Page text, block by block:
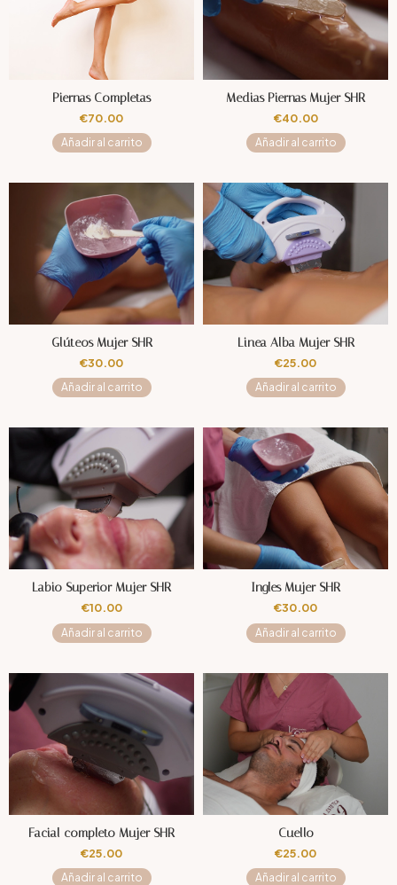
Piernas Completas
€70.00
Añadir al carrito
Medias Piernas Mujer SHR
€40.00
Añadir al carrito
Glúteos Mujer SHR
€30.00
Añadir al carrito
Linea Alba Mujer SHR
€25.00
Añadir al carrito
Labio Superior Mujer SHR
€10.00
Añadir al carrito
Ingles Mujer SHR
€30.00
Añadir al carrito
Facial completo Mujer SHR
€25.00
Añadir al carrito
Cuello
€25.00
Añadir al carrito